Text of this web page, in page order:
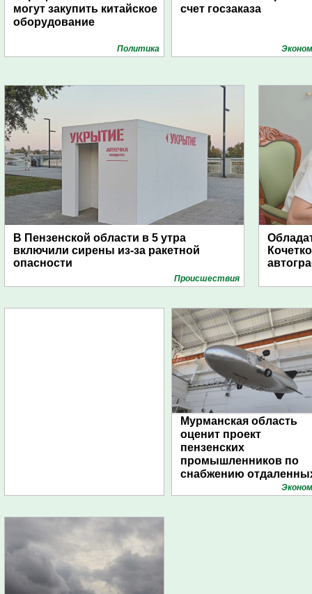
могут закупить китайское
оборудование
Политика
счет госзаказа
В Пензенской области в 5 утра
включили сирены из-за ракетной
опасности
Проиcшествия
Мурманская область
оценит проект
пензенских
промышленников по
снабжению
поселений с помощью